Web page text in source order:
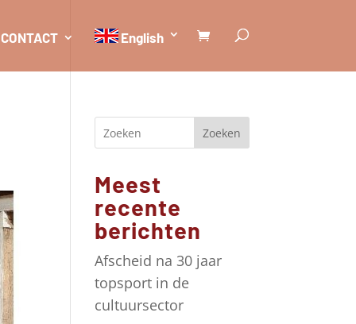
CONTACT English
Zoeken
Meest
recente
berichten
Afscheid na 30 jaar
topsport in de
cultuursector